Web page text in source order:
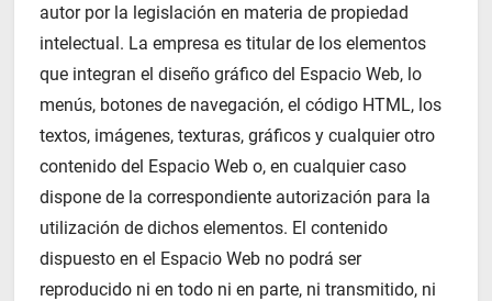
autor por la legislación en materia de propiedad
intelectual. La empresa es titular de los elementos
que integran el diseño gráfico del Espacio Web, lo
menús, botones de navegación, el código HTML, los
textos, imágenes, texturas, gráficos y cualquier otro
contenido del Espacio Web o, en cualquier caso
dispone de la correspondiente autorización para la
utilización de dichos elementos. El contenido
dispuesto en el Espacio Web no podrá ser
reproducido ni en todo ni en parte, ni transmitido, ni